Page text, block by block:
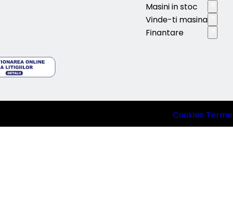
Masini in stoc
Vinde-ti masina
Finantare
Cookies